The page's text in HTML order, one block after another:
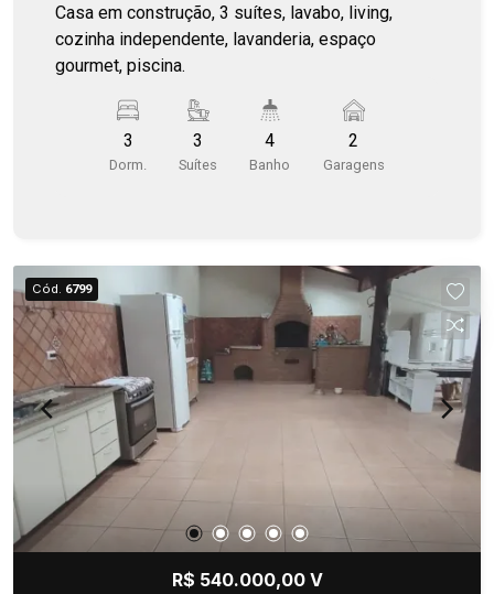
Casa em construção, 3 suítes, lavabo, living,
cozinha independente, lavanderia, espaço
gourmet, piscina.
3
Dorm.
3
Suítes
4
Banho
2
Garagens
Cód. 6799
R$ 540.000,00 V